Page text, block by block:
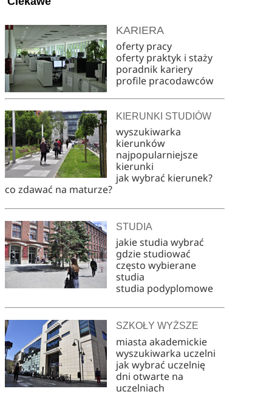
KARIERA
oferty pracy
oferty praktyk i staży
poradnik kariery
profile pracodawców
KIERUNKI STUDIÓW
wyszukiwarka
kierunków
najpopularniejsze
kierunki
jak wybrać kierunek?
co zdawać na maturze?
STUDIA
jakie studia wybrać
gdzie studiować
często wybierane
studia
studia podyplomowe
SZKOŁY WYŻSZE
miasta akademickie
wyszukiwarka uczelni
jak wybrać uczelnię
dni otwarte na
uczelniach